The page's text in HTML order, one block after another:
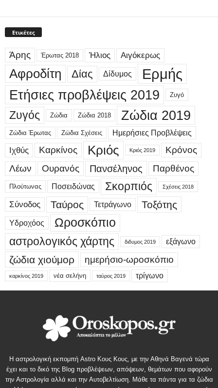
Ετικέτες
Άρης Έρωτας 2018 Ήλιος Αιγόκερως
Αφροδίτη Δίας Δίδυμος Ερμής
Ετήσιες προβλέψεις 2019 Ζυγό
Ζυγός Ζώδια Ζώδια 2018 Ζώδια 2019
Ζώδια Έρωτας Ζώδια Σχέσεις Ημερήσιες Προβλέψεις
Ιχθύς Καρκίνος Κριός Κριός 2019
Κρόνος
Λέων
Ουρανός Πανσέληνος Παρθένος
Πλούτωνας Ποσειδώνας Σκορπιός Σχέσεις 2018
Σύνοδος Ταύρος Τετράγωνο Τοξότης
Υδροχόος Ωροσκόπιο
αστρολογικός χάρτης διδυμος 2019 εξάγωνο
ζώδια χιούμορ ημερήσιο-ωροσκόπιο
καρκίνος 2019 νέα σελήνη ταύρος 2019 τρίγωνο
Η αστρολογική εκπομπή Astro Κους Κους, με την Αθηνά Βαγενά τώρα
έχει και το δικό της Blog προβλέψεων, απόψεων, θεμάτων που αφορούν
την Αστρολογία αλλά και την Αυτοβελτίωση. Μάθε τα πάντα για τα ζώδια